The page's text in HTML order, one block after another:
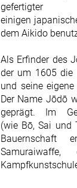
einigen
dem Aikido
Als Erfinder des
der um 1605die
und seine
Der Name Jōdō
geprägt. Im
(wie Bō,Sai und
Bauernschaft